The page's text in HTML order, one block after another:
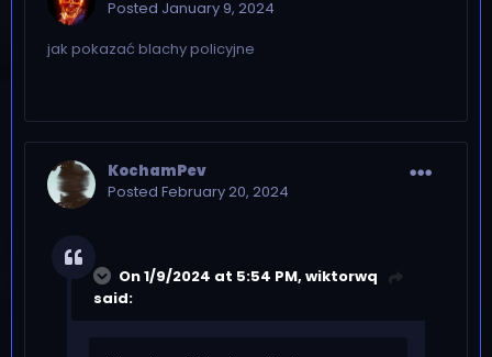
Posted January 9, 2024
jak pokazać blachy policyjne
KochamPev
Posted February 20, 2024
On 1/9/2024 at 5:54 PM, wiktorwq
said: